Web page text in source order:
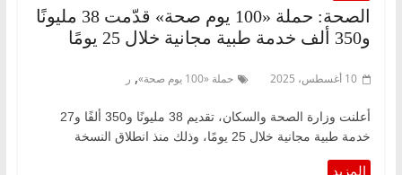
الصحة: حملة «100 يوم صحة» قدّمت 38 مليونًا
و350 ألف خدمة طبية مجانية خلال 25 يومًا
10 أغسطس، 2025 حملة «100 يوم صحة» , ر
أعلنت وزارة الصحة والسكان، تقديم 38 مليونًا و350 ألفًا و27
خدمة طبية مجانية خلال 25 يومًا، وذلك منذ انطلاق النسخة